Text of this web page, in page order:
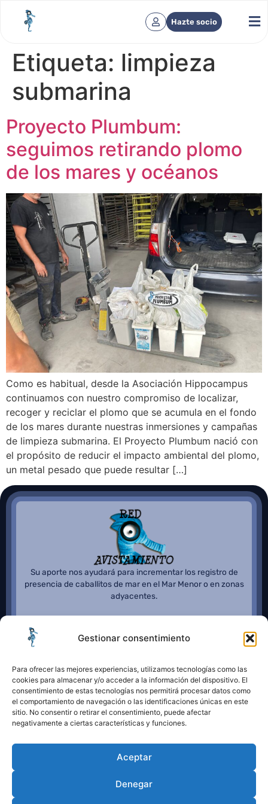
Gestionar consentimiento
Para ofrecer las mejores experiencias, utilizamos tecnologías como las
cookies para almacenar y/o acceder a la información del dispositivo. El
consentimiento de estas tecnologías nos permitirá procesar datos como
el comportamiento de navegación o las identificaciones únicas en este
sitio. No consentir o retirar el consentimiento, puede afectar
negativamente a ciertas características y funciones.
Aceptar
Denegar
Hazte socio
Etiqueta: limpieza
submarina
Proyecto Plumbum:
seguimos retirando plomo
de los mares y océanos
Como es habitual, desde la Asociación Hippocampus
continuamos con nuestro compromiso de localizar,
recoger y reciclar el plomo que se acumula en el fondo
de los mares durante nuestras inmersiones y campañas
de limpieza submarina. El Proyecto Plumbum nació con
el propósito de reducir el impacto ambiental del plomo,
un metal pesado que puede resultar […]
Su aporte nos ayudará para incrementar los registro de
presencia de caballitos de mar en el Mar Menor o en zonas
adyacentes.